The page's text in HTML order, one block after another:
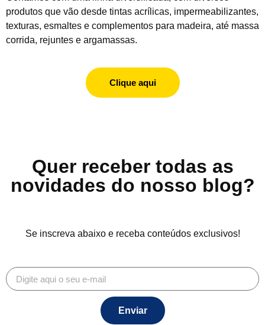
produtos que vão desde tintas acrílicas, impermeabilizantes,
texturas, esmaltes e complementos para madeira, até massa
corrida, rejuntes e argamassas.
Clique aqui
Quer receber todas as
novidades do nosso blog?
Se inscreva abaixo e receba conteúdos exclusivos!
Enviar